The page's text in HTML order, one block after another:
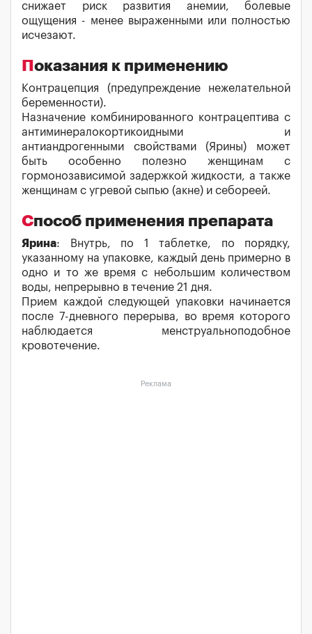
снижает риск развития анемии, болевые
ощущения - менее выраженными или полностью
исчезают.
Показания к применению
Контрацепция (предупреждение нежелательной
беременности).
Назначение комбинированного контрацептива с
антиминералокортикоидными и
антиандрогенными свойствами (Ярины) может
быть особенно полезно женщинам с
гормонозависимой задержкой жидкости, а также
женщинам с угревой сыпью (акне) и себореей.
Способ применения препарата
Ярина: Внутрь, по 1 таблетке, по порядку,
указанному на упаковке, каждый день примерно в
одно и то же время с небольшим количеством
воды, непрерывно в течение 21 дня.
Прием каждой следующей упаковки начинается
после 7-дневного перерыва, во время которого
наблюдается менструальноподобное
кровотечение.
Реклама